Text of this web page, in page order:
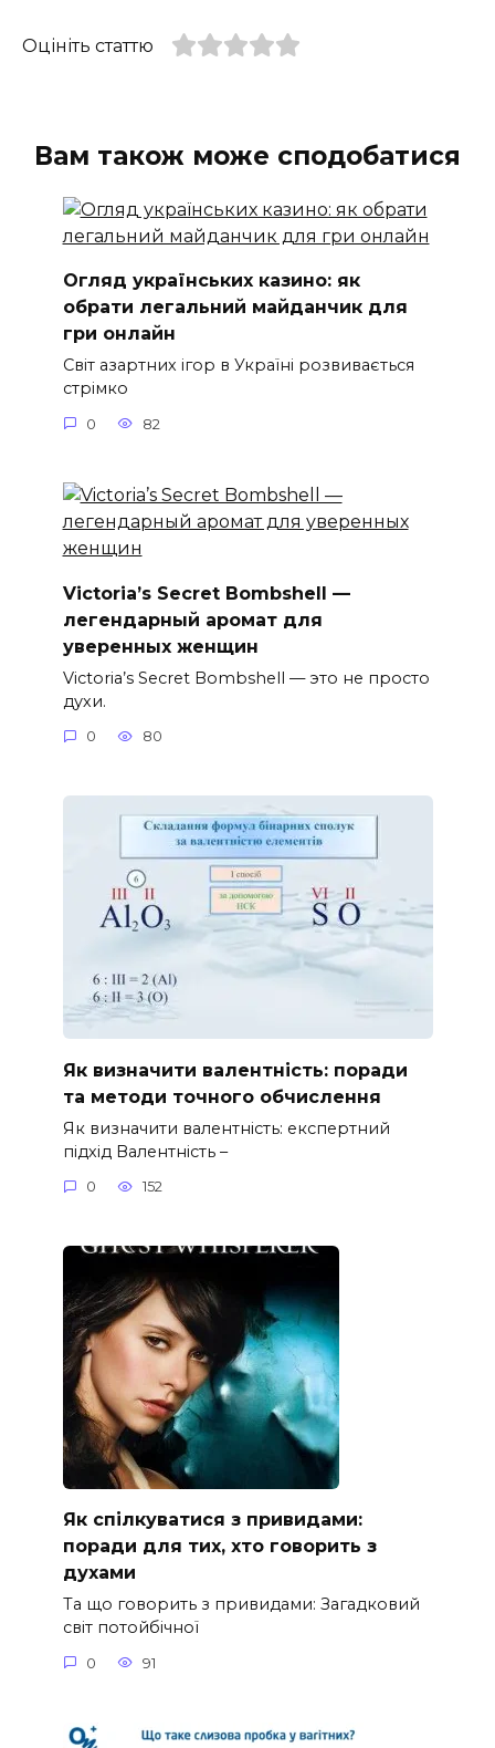
Оцініть статтю
Вам також може сподобатися
Огляд українських казино: як
обрати легальний майданчик для
гри онлайн
Світ азартних ігор в Україні розвивається
стрімко
0 82
Victoria’s Secret Bombshell —
легендарный аромат для
уверенных женщин
Victoria’s Secret Bombshell — это не просто
духи.
0 80
Як визначити валентність: поради
та методи точного обчислення
Як визначити валентність: експертний
підхід Валентність –
0 152
Як спілкуватися з привидами:
поради для тих, хто говорить з
духами
Та що говорить з привидами: Загадковий
світ потойбічної
0 91